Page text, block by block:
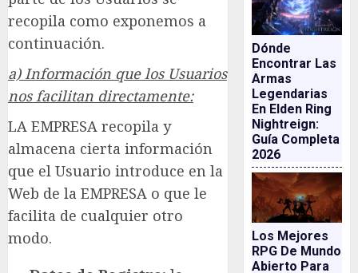
recopila como exponemos a
continuación.
a) Información que los Usuarios
nos facilitan directamente:
LA EMPRESA recopila y
almacena cierta información
que el Usuario introduce en la
Web de la EMPRESA o que le
facilita de cualquier otro
modo.
Dónde
Encontrar Las
Armas
Legendarias
En Elden Ring
Nightreign:
Guía Completa
2026
Los Mejores
RPG De Mundo
Abierto Para